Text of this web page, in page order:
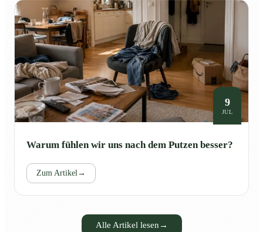
9
JUL
Warum fühlen wir uns nach dem Putzen besser?
Zum Artikel→
Alle Artikel lesen →